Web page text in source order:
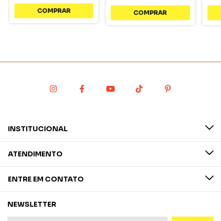
INSTITUCIONAL
ATENDIMENTO
ENTRE EM CONTATO
NEWSLETTER